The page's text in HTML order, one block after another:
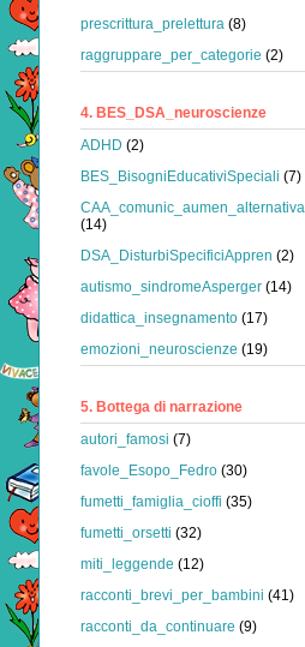
prescrittura_prelettura (8)
raggruppare_per_categorie (2)
4. BES_DSA_neuroscienze
ADHD (2)
BES_BisogniEducativiSpeciali (7)
CAA_comunic_aumen_alternativa
(14)
DSA_DisturbiSpecificiAppren (2)
autismo_sindromeAsperger (14)
didattica_insegnamento (17)
emozioni_neuroscienze (19)
5. Bottega di narrazione
autori_famosi (7)
favole_Esopo_Fedro (30)
fumetti_famiglia_cioffi (35)
fumetti_orsetti (32)
miti_leggende (12)
racconti_brevi_per_bambini (41)
racconti_da_continuare (9)